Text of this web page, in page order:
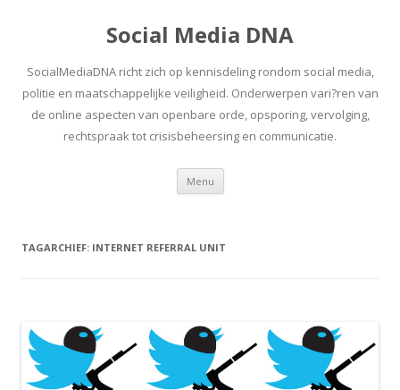
Social Media DNA
SocialMediaDNA richt zich op kennisdeling rondom social media,
politie en maatschappelijke veiligheid. Onderwerpen vari?ren van
de online aspecten van openbare orde, opsporing, vervolging,
rechtspraak tot crisisbeheersing en communicatie.
Menu Spring
inhoud
TAGARCHIEF: INTERNET REFERRAL UNIT